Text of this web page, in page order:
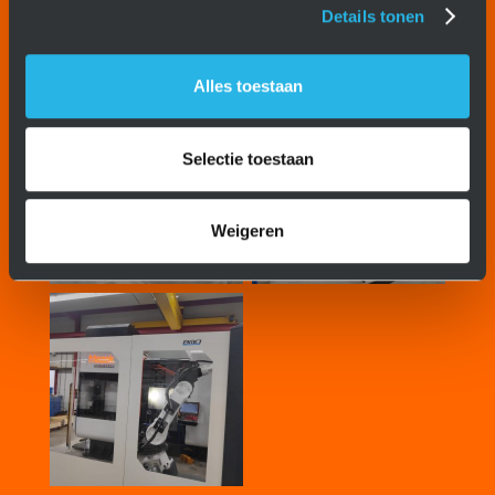
Details tonen
Alles toestaan
Selectie toestaan
Weigeren
for technical specifications of the
Mazak Integrex I-200S.